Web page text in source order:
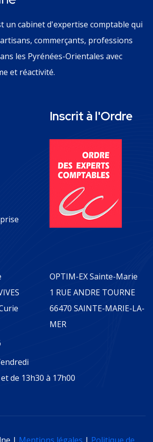
un cabinet d'expertise comptable qui
commerçants, professions
les Pyrénées-Orientales avec
et réactivité.
Inscrit à l'Ordre
OPTIM-EX Sainte-Marie
1 RUE ANDRE TOURNE
66470 SAINTE-MARIE-LA-
MER
de 13h30 à 17h00